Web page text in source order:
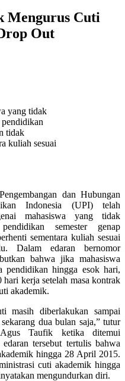
Mengurus Cuti
Out
yang tidak
tidak
kuliah sesuai
dan Hubungan
Indonesia (UPI) telah
mahasiswa yang tidak
semester genap
sementara kuliah sesuai
Dalam edaran bernomor
bahwa jika mahasiswa
pendidikan hingga esok hari,
kerja setelah masa kontrak
akademik.
masih diberlakukan sampai
sekarang dua bulan saja,” tutur
Taufik ketika ditemui
tersebut tertulis bahwa
hingga 28 April 2015.
cuti akademik hingga
mengundurkan diri.